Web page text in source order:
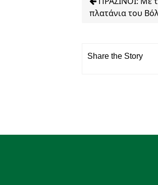
πλατάνια του
Share the Story